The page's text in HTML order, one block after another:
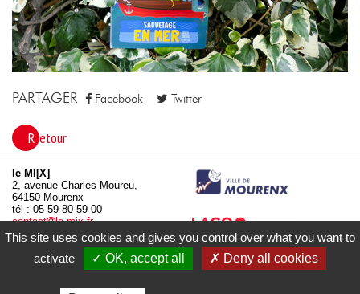
PARTAGER Facebook Twitter
Retour
le MI[X]
2, avenue Charles Moureu,
64150 Mourenx
tél : 05 59 80 59 00
contact
le-mix.fr
www.le-mix.fr
This site uses cookies and gives you control over what you want to
activate
✓ OK, accept all ✗ Deny all cookies